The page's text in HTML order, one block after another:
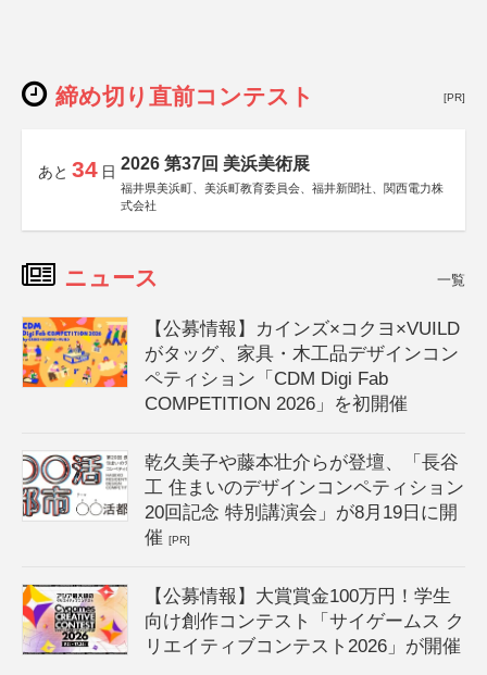
締め切り直前コンテスト [PR]
あと 34 日 2026 第37回 美浜美術展
福井県美浜町、美浜町教育委員会、福井新聞社、関西電力株
式会社
ニュース 一覧
【公募情報】カインズ×コクヨ×VUILD
がタッグ、家具・木工品デザインコン
ペティション「CDM Digi Fab
COMPETITION 2026」を初開催
乾久美子や藤本壮介らが登壇、「長谷
工 住まいのデザインコンペティション
20回記念 特別講演会」が8月19日に開
催[PR]
【公募情報】大賞賞金100万円！学生
向け創作コンテスト「サイゲームス ク
リエイティブコンテスト2026」が開催